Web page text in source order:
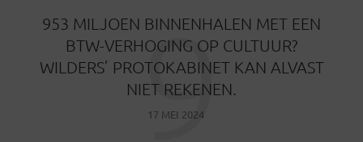
953 MILJOEN BINNENHALEN MET EEN
BTW-VERHOGING OP CULTUUR?
WILDERS’ PROTOKABINET KAN ALVAST
NIET REKENEN.
17 MEI 2024
9